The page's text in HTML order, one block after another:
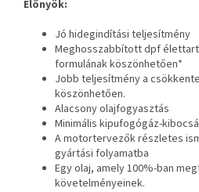
Előnyök:
Jó hidegindítási teljesítmény
Meghosszabbított dpf
formulának köszönhetően*
Jobb teljesítmény a
köszönhetően.
Alacsony olajfogyasztás
Minimális kipufogógáz-
A motortervezők részletes
gyártási folyamatba
Egy olaj, amely 100%-ban
követelményeinek.